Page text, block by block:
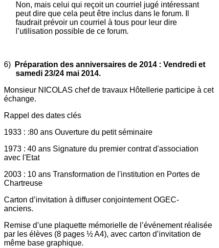
Non, mais celui qui reçoit un courriel jugé intéressant
peut dire que cela peut être inclus dans le forum. Il
faudrait prévoir un courriel à tous pour leur dire
l’utilisation possible de ce forum.
6)
Préparation des anniversaires de 2014 : Vendredi et
samedi 23/24 mai 2014.
Monsieur NICOLAS chef de travaux Hôtellerie participe à cet
échange.
Rappel des dates clés
1933 : :80 ans Ouverture du petit séminaire
1973 : 40 ans Signature du premier contrat d'association
avec l'Etat
2003 : 10 ans Transformation de l'institution en Portes de
Chartreuse
Carton d’invitation à diffuser conjointement OGEC-
anciens.
Remise d’une plaquette mémorielle de l’événement réalisée
par les élèves (8 pages ½ A4), avec carton d’invitation de
même base graphique.